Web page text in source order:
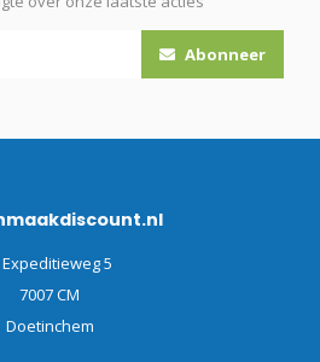
Abonneer
Expeditieweg 5
7007 CM
Doetinchem